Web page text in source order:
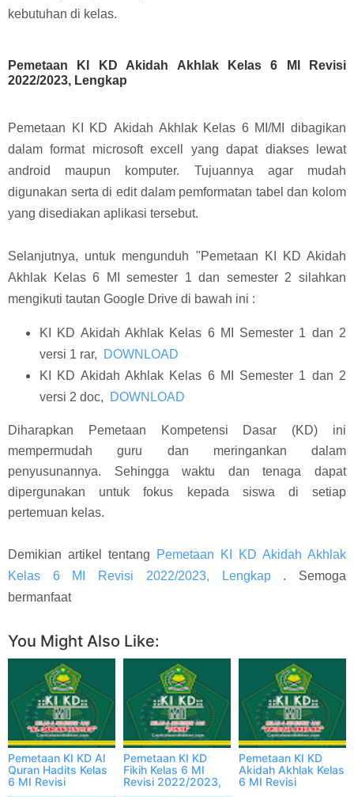
kebutuhan di kelas.
Pemetaan KI KD Akidah Akhlak Kelas 6 MI Revisi
2022/2023, Lengkap
Pemetaan KI KD Akidah Akhlak Kelas 6 MI/MI dibagikan
dalam format microsoft excell yang dapat diakses lewat
android maupun komputer. Tujuannya agar mudah
digunakan serta di edit dalam pemformatan tabel dan kolom
yang disediakan aplikasi tersebut.
Selanjutnya, untuk mengunduh "Pemetaan KI KD Akidah
Akhlak Kelas 6 MI semester 1 dan semester 2 silahkan
mengikuti tautan Google Drive di bawah ini :
KI KD Akidah Akhlak Kelas 6 MI Semester 1 dan 2
versi 1 rar,
DOWNLOAD
KI KD Akidah Akhlak Kelas 6 MI Semester 1 dan 2
versi 2 doc,
DOWNLOAD
Diharapkan Pemetaan Kompetensi Dasar (KD) ini
mempermudah guru dan meringankan dalam
penyusunannya. Sehingga waktu dan tenaga dapat
dipergunakan untuk fokus kepada siswa di setiap
pertemuan kelas.
Demikian artikel tentang
Pemetaan KI KD Akidah Akhlak
Kelas 6 MI Revisi 2022/2023, Lengkap. Semoga
bermanfaat
You Might Also Like:
Pemetaan KI KD Al
Quran Hadits Kelas
6 MI Revisi
Pemetaan KI KD
Fikih Kelas 6 MI
Revisi 2022/2023,
Pemetaan KI KD
Akidah Akhlak Kelas
6 MI Revisi